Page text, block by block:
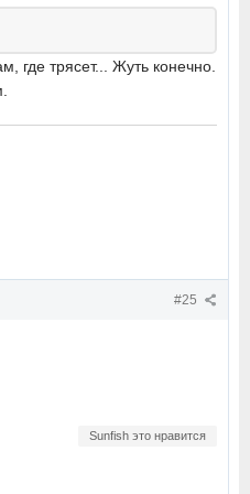
где трясет... Жуть конечно.
#25
Sunfish это нравится